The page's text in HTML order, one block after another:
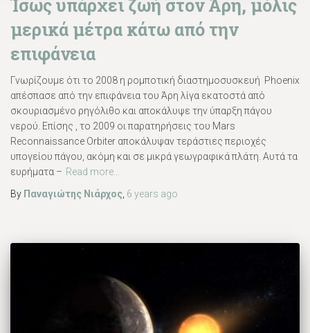
Ίσως υπάρχει ζωή στον Άρη, μόλις
μερικά μέτρα κάτω από την
επιφάνεια
Γνωρίζουμε ότι το 2008 η ρομποτική διαστημοσυσκευή Phoenix
απέσπασε από την επιφάνεια του Άρη λίγα εκατοστά από
σκουριασμένο ρηγόλιθο και αποκάλυψε την ύπαρξη πάγου
νερού. Επίσης , το 2009 οι παρατηρήσεις του Mars
Reconnaissance Orbiter αποκάλυψαν τεράστιες περιοχές
υπογείου πάγου, ακόμη και σε μικρά γεωγραφικά πλάτη. Αυτά τα
ευρήματα – Read more…
By Παναγιώτης Νιάρχος, 6 years ago